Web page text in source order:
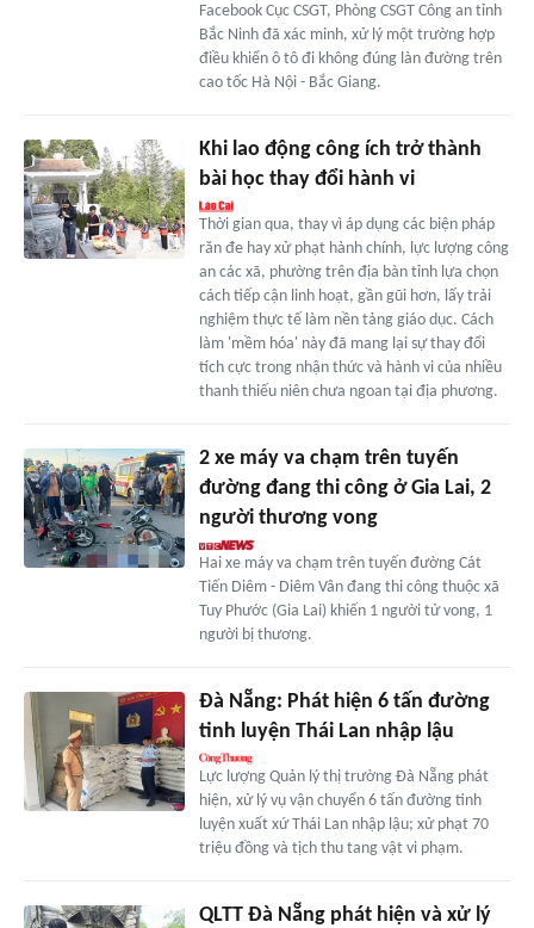
Facebook Cục CSGT, Phòng CSGT Công an tỉnh
Bắc Ninh đã xác minh, xử lý một trường hợp
điều khiển ô tô đi không đúng làn đường trên
cao tốc Hà Nội - Bắc Giang.
Khi lao động công ích trở thành
bài học thay đổi hành vi
Thời gian qua, thay vì áp dụng các biện pháp
răn đe hay xử phạt hành chính, lực lượng công
an các xã, phường trên địa bàn tỉnh lựa chọn
cách tiếp cận linh hoạt, gần gũi hơn, lấy trải
nghiệm thực tế làm nền tảng giáo dục. Cách
làm 'mềm hóa' này đã mang lại sự thay đổi
tích cực trong nhận thức và hành vi của nhiều
thanh thiếu niên chưa ngoan tại địa phương.
2 xe máy va chạm trên tuyến
đường đang thi công ở Gia Lai, 2
người thương vong
Hai xe máy va chạm trên tuyến đường Cát
Tiến Diêm - Diêm Vân đang thi công thuộc xã
Tuy Phước (Gia Lai) khiến 1 người tử vong, 1
người bị thương.
Đà Nẵng: Phát hiện 6 tấn đường
tinh luyện Thái Lan nhập lậu
Lực lượng Quản lý thị trường Đà Nẵng phát
hiện, xử lý vụ vận chuyển 6 tấn đường tinh
luyện xuất xứ Thái Lan nhập lậu; xử phạt 70
triệu đồng và tịch thu tang vật vi phạm.
QLTT Đà Nẵng phát hiện và xử lý